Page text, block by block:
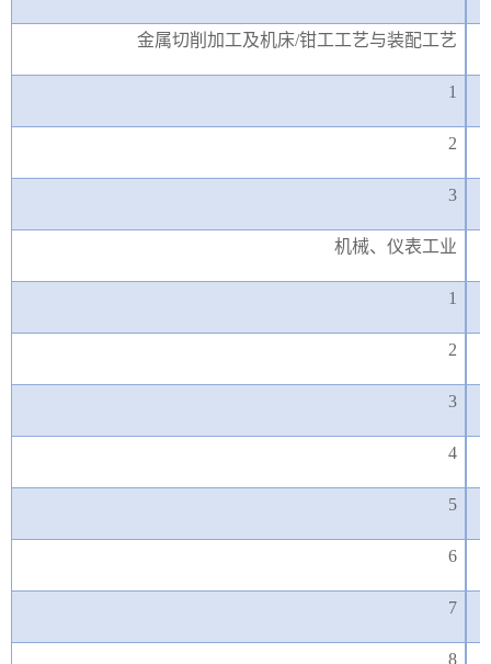
金属切削加工及机床/钳工工艺与装配工艺
1
2
3
机械、仪表工业
1
2
3
4
5
6
7
8